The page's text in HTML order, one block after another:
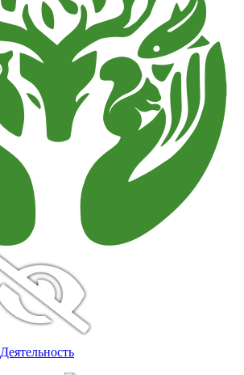
Деятельность